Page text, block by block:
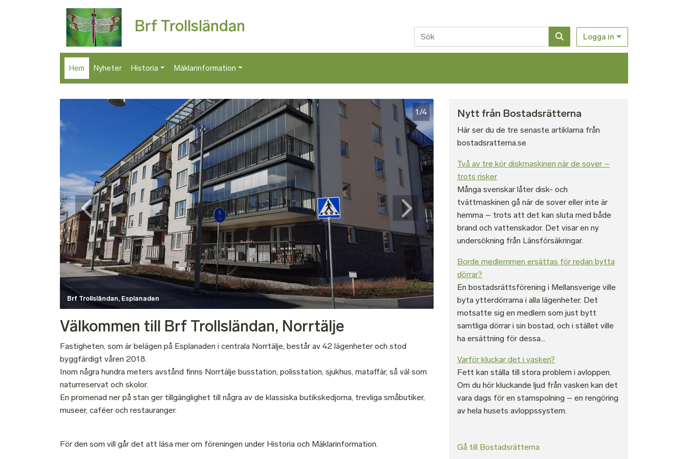
Brf Trollsländan
Logga in
Hem Nyheter Historia Mäklarinformation
Välkommen till Brf Trollsländan, Norrtälje
1/4
Brf Trollsländan, Esplanaden
Fastigheten, som är belägen på Esplanaden i centrala Norrtälje, består av 42 lägenheter och stod
byggfärdigt våren 2018.
Inom några hundra meters avstånd finns Norrtälje busstation, polisstation, sjukhus, mataffär, så väl som
naturreservat och skolor.
En promenad ner på stan ger tillgänglighet till några av de klassiska butikskedjorna, trevliga småbutiker,
museer, caféer och restauranger.
För den som vill går det att läsa mer om föreningen under Historia och Mäklarinformation.
Nytt från Bostadsrätterna
Här ser du de tre senaste artiklarna från
bostadsratterna.se
Två av tre kör diskmaskinen när de sover –
trots risker
Många svenskar låter disk- och
tvättmaskinen gå när de sover eller inte är
hemma – trots att det kan sluta med både
brand och vattenskador. Det visar en ny
undersökning från Länsförsäkringar.
Borde medlemmen ersättas för redan bytta
dörrar?
En bostadsrättsförening i Mellansverige ville
byta ytterdörrarna i alla lägenheter. Det
motsatte sig en medlem som just bytt
samtliga dörrar i sin bostad, och i stället ville
ha ersättning för dessa...
Varför kluckar det i vasken?
Fett kan ställa till stora problem i avloppen.
Om du hör kluckande ljud från vasken kan det
vara dags för en stamspolning – en rengöring
av hela husets avloppssystem.
Gå till Bostadsrätterna